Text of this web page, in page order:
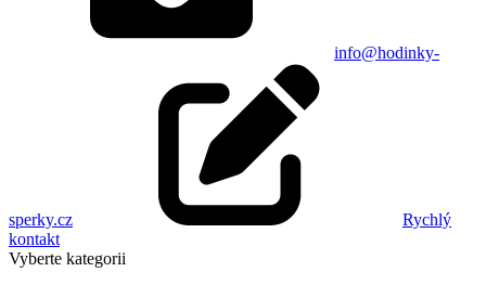
info@hodinky-
sperky.cz
Rychlý
kontakt
Vyberte kategorii